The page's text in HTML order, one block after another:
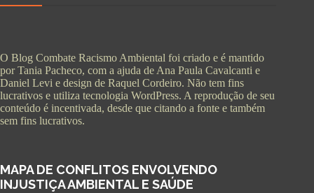
O Blog Combate Racismo Ambiental foi criado e é mantido
por Tania Pacheco, com a ajuda de Ana Paula Cavalcanti e
Daniel Levi e design de Raquel Cordeiro. Não tem fins
lucrativos e utiliza tecnologia WordPress. A reprodução de seu
conteúdo é incentivada, desde que citando a fonte e também
sem fins lucrativos.
MAPA DE CONFLITOS ENVOLVENDO
INJUSTIÇA AMBIENTAL E SAÚDE